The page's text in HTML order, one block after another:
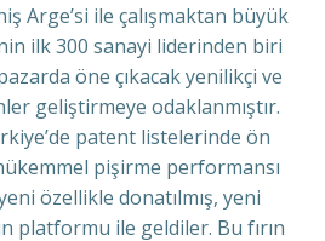
Arge’si ile çalışmaktan büyük
ilk 300 sanayi liderinden biri
öne çıkacak yenilikçi ve
geliştirmeye odaklanmıştır.
patent listelerinde ön
pişirme performansı
özellikle donatılmış, yeni
platformu ile geldiler. Bu fırın